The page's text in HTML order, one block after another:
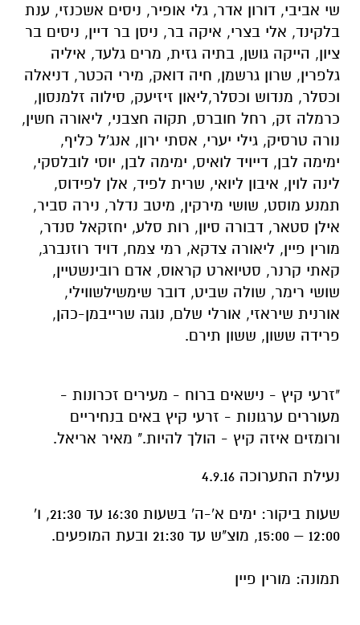
שי אביבי, דורון אדר, גלי אופיר, ניסים אשכנזי, ענת
בלקינד, אלי בצרי, איקה בר, ניסן בר דיין, ניסים בר
ציון, הייקה גושן, בתיה גזית, מרים גלעד, איליה
גלפרין, שרון גרשמן, חיה דואק, מירי הכטר, דניאלה
וכסלר, מנדוש וכסלר,ליאון זיזיעק, סילוה זלמנסון,
כרמלה זק, רחל חוברס, תקוה חצבני, ליאורה חשין,
נורה טרסיק, גילי יערי, אסתי ירון, אנג'ל כליף,
ימימה לבן, דייויד לואיס, ימימה לבן, יוסי לובלסקי,
לינה לוין, איבון ליואי, שרית לפיד, אלן לפידוס,
תמנע מוסט, שושי מירקין, מיטב נדלר, נירה סביר,
אילן סטאר, דבורה סיון, רות סלע, יחזקאל סנדר,
מורין פיין, ליאורה צדקא, רמי צמח, דויד רוזנברג,
קאתי קרנר, סטיוארט קראוס, אדם רובינשטיין,
שושי רימר, שולה שביט, דובר שימשילשווילי,
אורנית שיראזי, אורלי שלם, נוגה שרייבמן-כהן,
פרידה ששון, ששון תירם.
"זרעי קיץ - נישאים ברוח - מעירים זכרונות -
מעוררים ערגונות - זרעי קיץ באים בנחיריים
ורומזים איזה קיץ - הולך להיות." מאיר אריאל.
נעילת התערוכה 4.9.16
שעות ביקור: ימים א'-ה' בשעות 16:30 עד 21:30, ו'
12:00 – 15:00, מוצ"ש עד 21:30 ובעת המופעים.
תמונה: מורין פיין